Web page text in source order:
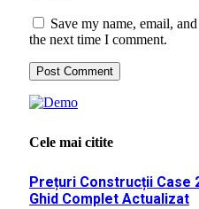
Save my name, email,
the next time I comment.
Cele mai citite
Prețuri Construcții Case
Ghid Complet Actualizat